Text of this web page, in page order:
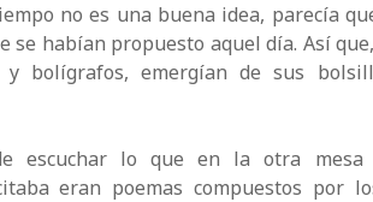
no es una buena idea, parecía
se habían propuesto aquel día. Así
bolígrafos, emergían de sus
escuchar lo que en la otra mesa
eran poemas compuestos por